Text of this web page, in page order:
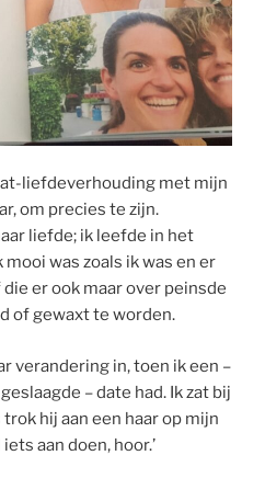
liefdeverhouding met mijn
om precies te zijn.
liefde; ik leefde in het
was zoals ik was en er
er ook maar over peinsde
of gewaxt te worden.
verandering in, toen ik een –
– date had. Ik zat bij
hij aan een haar op mijn
aan doen, hoor.’